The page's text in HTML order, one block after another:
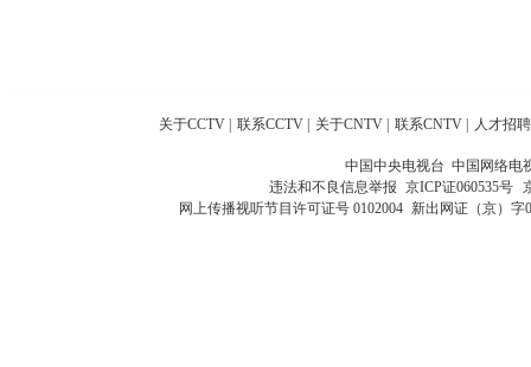
关于CCTV 联系CCTV 关于CNTV 联系CNTV 人才招聘
中国中央电视台 中国网络电
违法和不良信息举报 京ICP证060535号
网上传播视听节目许可证号 0102004 新出网证（京）